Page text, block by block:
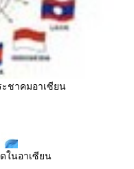
ชาคมอาเซียน
ในอาเซียน